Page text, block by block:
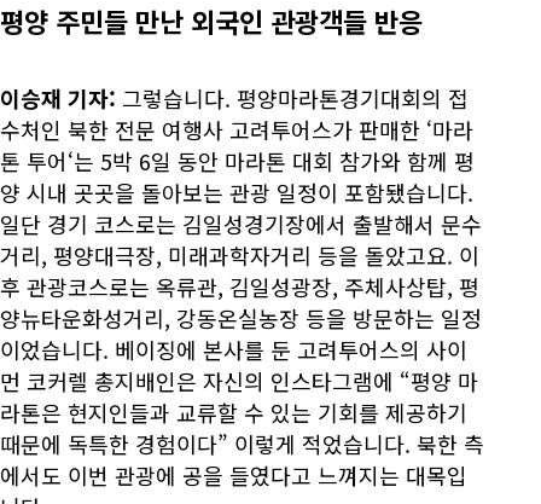
평양 주민들 만난 외국인 관광객들 반응
이승재 기자: 그렇습니다. 평양마라톤경기대회의 접
수처인 북한 전문 여행사 고려투어스가 판매한 ‘마라
톤 투어‘는 5박 6일 동안 마라톤 대회 참가와 함께 평
양 시내 곳곳을 돌아보는 관광 일정이 포함됐습니다.
일단 경기 코스로는 김일성경기장에서 출발해서 문수
거리, 평양대극장, 미래과학자거리 등을 돌았고요. 이
후 관광코스로는 옥류관, 김일성광장, 주체사상탑, 평
양뉴타운화성거리, 강동온실농장 등을 방문하는 일정
이었습니다. 베이징에 본사를 둔 고려투어스의 사이
먼 코커렐 총지배인은 자신의 인스타그램에 “평양 마
라톤은 현지인들과 교류할 수 있는 기회를 제공하기
때문에 독특한 경험이다” 이렇게 적었습니다. 북한 측
에서도 이번 관광에 공을 들였다고 느껴지는 대목입